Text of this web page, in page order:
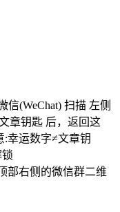
信(WeChat) 扫描 左侧
章钥匙 后，返回这
:幸运数字≠文章钥
部右侧的微信群二维